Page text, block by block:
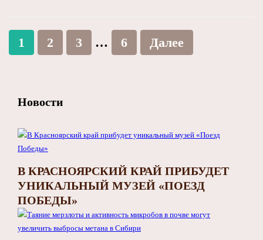
1 2 3 … 6 Далее
Новости
В КРАСНОЯРСКИЙ КРАЙ ПРИБУДЕТ
УНИКАЛЬНЫЙ МУЗЕЙ «ПОЕЗД
ПОБЕДЫ»